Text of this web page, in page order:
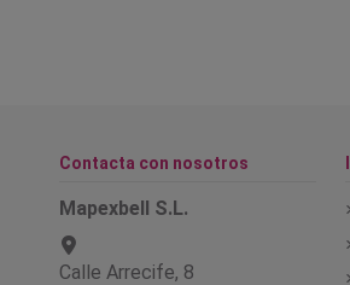
Contacta con nosotros
Mapexbell S.L.
Calle Arrecife, 8